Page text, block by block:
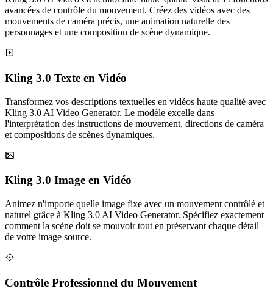
avancées de contrôle du mouvement. Créez des vidéos avec des
mouvements de caméra précis, une animation naturelle des
personnages et une composition de scène dynamique.
Kling 3.0 Texte en Vidéo
Transformez vos descriptions textuelles en vidéos haute qualité avec
Kling 3.0 AI Video Generator. Le modèle excelle dans
l'interprétation des instructions de mouvement, directions de caméra
et compositions de scènes dynamiques.
Kling 3.0 Image en Vidéo
Animez n'importe quelle image fixe avec un mouvement contrôlé et
naturel grâce à Kling 3.0 AI Video Generator. Spécifiez exactement
comment la scène doit se mouvoir tout en préservant chaque détail
de votre image source.
Contrôle Professionnel du Mouvement